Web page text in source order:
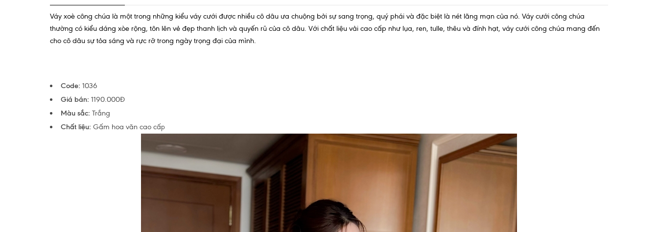
Váy xoè công chúa là một trong những kiểu váy cưới được nhiều cô dâu ưa chuộng bởi sự sang trọng, quý phái và đặc biệt là nét lãng mạn của nó. Váy cưới công chúa
thường có kiểu dáng xòe rộng, tôn lên vẻ đẹp thanh lịch và quyến rũ của cô dâu. Với chất liệu vải cao cấp như lụa, ren, tulle, thêu và đính hạt, váy cưới công chúa mang đến
cho cô dâu sự tỏa sáng và rực rỡ trong ngày trọng đại của mình.
Code: 1036
Giá bán: 1190.000Đ
Màu sắc: Trắng
Chất liệu: Gấm hoa văn cao cấp